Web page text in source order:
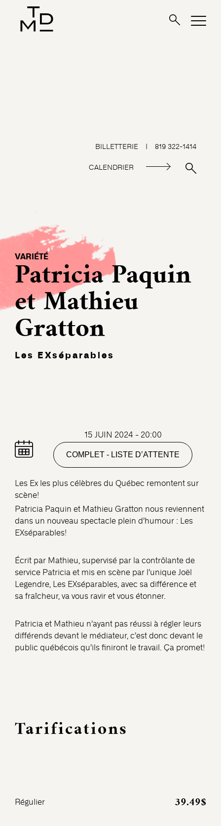
BILLETTERIE | 819 322-1414
CALENDRIER
VARIÉTÉ
Patricia Paquin
et Mathieu
Gratton
Les EXséparables
15 JUIN 2024 - 20:00
COMPLET - LISTE D’ATTENTE
Les Ex les plus célèbres du Québec remontent sur
scène!
Patricia Paquin et Mathieu Gratton nous reviennent
dans un nouveau spectacle plein d’humour : Les
EXséparables!
Écrit par Mathieu, supervisé par la contrôlante de
service Patricia et mis en scène par l’unique Joël
Legendre, Les EXséparables, avec sa différence et
sa fraîcheur, va vous ravir et vous étonner.
Patricia et Mathieu n’ayant pas réussi à régler leurs
différends devant le médiateur, c’est donc devant le
public québécois qu’ils finiront le travail. Ça promet!
Tarifications
Régulier 39.49$